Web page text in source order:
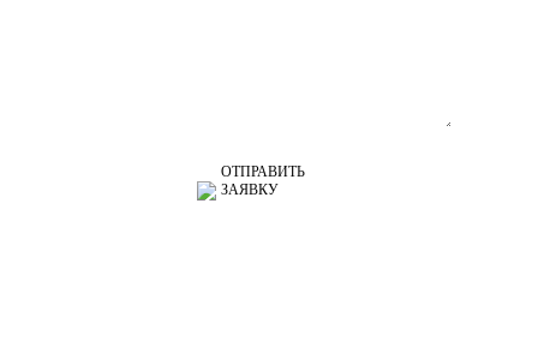
ОТПРАВИТЬ
ЗАЯВКУ